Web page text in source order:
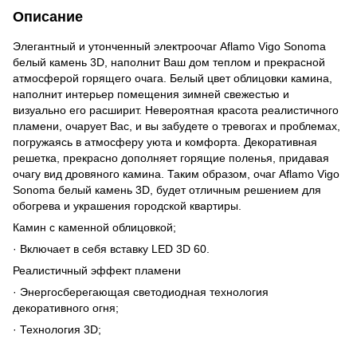
Описание
Элегантный и утонченный электроочаг Aflamo Vigo Sonoma
белый камень 3D, наполнит Ваш дом теплом и прекрасной
атмосферой горящего очага. Белый цвет облицовки камина,
наполнит интерьер помещения зимней свежестью и
визуально его расширит. Невероятная красота реалистичного
пламени, очарует Вас, и вы забудете о тревогах и проблемах,
погружаясь в атмосферу уюта и комфорта. Декоративная
решетка, прекрасно дополняет горящие поленья, придавая
очагу вид дровяного камина. Таким образом, очаг Aflamo Vigo
Sonoma белый камень 3D, будет отличным решением для
обогрева и украшения городской квартиры.
Камин c каменной облицовкой;
· Включает в себя вставку LED 3D 60.
Реалистичный эффект пламени
· Энергосберегающая светодиодная технология
декоративного огня;
· Технология 3D;